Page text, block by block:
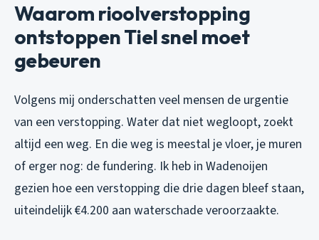
Waarom rioolverstopping
ontstoppen Tiel snel moet
gebeuren
Volgens mij onderschatten veel mensen de urgentie
van een verstopping. Water dat niet wegloopt, zoekt
altijd een weg. En die weg is meestal je vloer, je muren
of erger nog: de fundering. Ik heb in Wadenoijen
gezien hoe een verstopping die drie dagen bleef staan,
uiteindelijk €4.200 aan waterschade veroorzaakte.